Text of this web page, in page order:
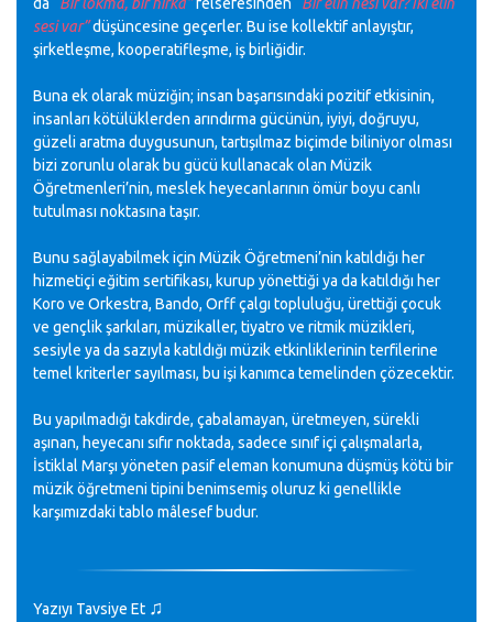
sesi var”düşüncesine geçerler. Bu ise kollektifanlayıştır,
şirketleşme, kooperatifleşme, iş birliğidir.
Buna ek olarak müziğin; insan başarısındaki pozitif etkisinin,
insanları kötülüklerden arındırma gücünün, iyiyi, doğruyu,
güzeli aratma duygusunun, tartışılmaz biçimde biliniyor olması
bizi zorunlu olarak bu gücü kullanacak olan Müzik
Öğretmenleri’nin, meslek heyecanlarının ömür boyu canlı
tutulması noktasına taşır.
Bunu sağlayabilmek için Müzik Öğretmeni’nin katıldığı her
hizmetiçi eğitim sertifikası, kurup yönettiği ya da katıldığı her
Koro ve Orkestra, Bando, Orffçalgı topluluğu, ürettiği çocuk
ve gençlik şarkıları, müzikaller, tiyatro ve ritmik müzikleri,
sesiyle ya da sazıyla katıldığı müzik etkinliklerinin terfilerine
temel kriterler sayılması, bu işi kanımca temelinden çözecektir.
Bu yapılmadığı takdirde, çabalamayan, üretmeyen, sürekli
aşınan, heyecanı sıfır noktada, sadece sınıf içi çalışmalarla,
İstiklal Marşı yöneten pasif eleman konumuna düşmüş kötü bir
müzik öğretmeni tipini benimsemiş oluruz ki genellikle
karşımızdaki tablo mâlesefbudur.
Yazıyı Tavsiye Et ♫